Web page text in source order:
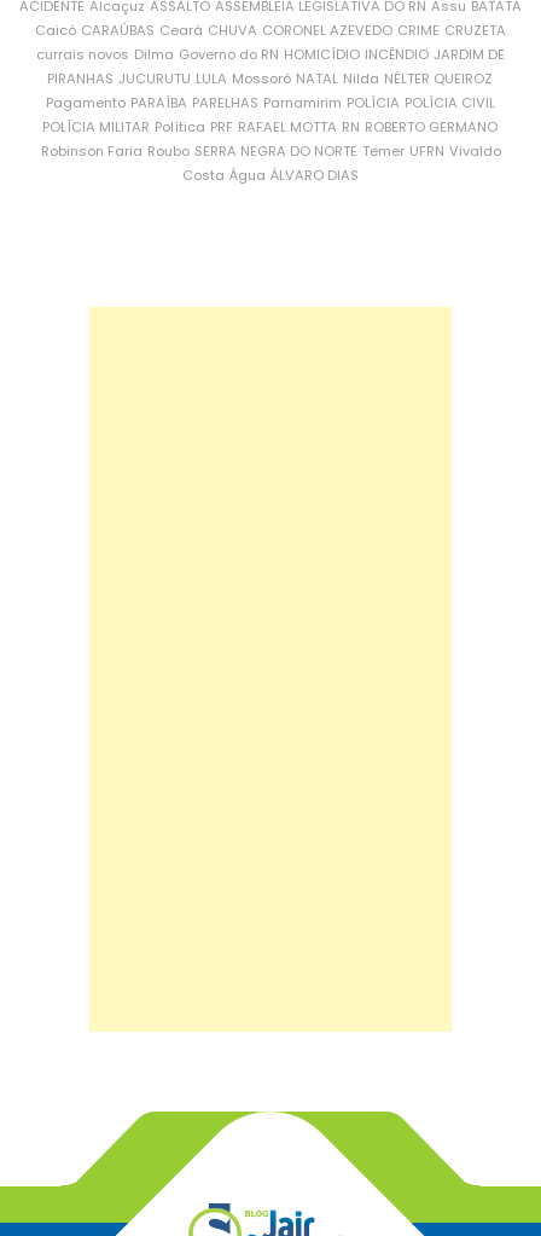
ACIDENTE Alcaçuz ASSALTO ASSEMBLEIA LEGISLATIVA DO RN Assu BATATA
Caicó CARAÚBAS Ceará CHUVA CORONEL AZEVEDO CRIME CRUZETA
currais novos Dilma Governo do RN HOMICÍDIO INCÊNDIO JARDIM DE
PIRANHAS JUCURUTU LULA Mossoró NATAL Nilda NÉLTER QUEIROZ
Pagamento PARAÍBA PARELHAS Parnamirim POLÍCIA POLÍCIA CIVIL
POLÍCIA MILITAR Política PRF RAFAEL MOTTA RN ROBERTO GERMANO
Robinson Faria Roubo SERRA NEGRA DO NORTE Temer UFRN Vivaldo
Costa Água ÁLVARO DIAS